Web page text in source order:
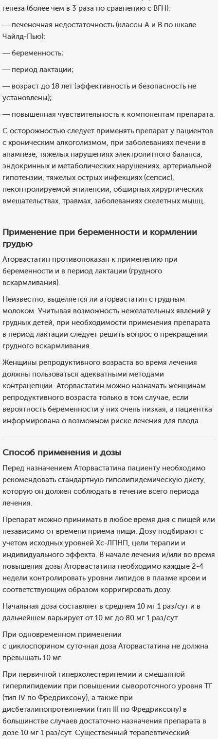
генеза (более чем в 3 раза по сравнению с ВГН);
— печеночная недостаточность (классы А и В по шкале
Чайлд-Пью);
— беременность;
— период лактации;
— возраст до 18 лет (эффективность и безопасность не
установлены);
— повышенная чувствительность к компонентам препарата.
С осторожностью следует применять препарат у пациентов
с хроническим алкоголизмом, при заболеваниях печени в
анамнезе, тяжелых нарушениях электролитного баланса,
эндокринных и метаболических нарушениях, артериальной
гипотензии, тяжелых острых инфекциях (сепсис),
неконтролируемой эпилепсии, обширных хирургических
вмешательствах, травмах, заболеваниях скелетных мышц.
Применение при беременности и кормлении
грудью
Аторвастатин противопоказан к применению при
беременности и в период лактации (грудного
вскармливания).
Неизвестно, выделяется ли аторвастатин с грудным
молоком. Учитывая возможность нежелательных явлений у
грудных детей, при необходимости применения препарата
в период лактации следует решить вопрос о прекращении
грудного вскармливания.
Женщины репродуктивного возраста во время лечения
должны пользоваться адекватными методами
контрацепции. Аторвастатин можно назначать женщинам
репродуктивного возраста только в том случае, если
вероятность беременности у них очень низкая, а пациентка
информирована о возможном риске лечения для плода.
Способ применения и дозы
Перед назначением Аторвастатина пациенту необходимо
рекомендовать стандартную гиполипидемическую диету,
которую он должен соблюдать в течение всего периода
лечения.
Препарат можно принимать в любое время дня с пищей или
независимо от времени приема пищи. Дозу подбирают с
учетом исходных уровней Хс-ЛПНП, цели терапии и
индивидуального эффекта. В начале лечения и/или во время
повышения дозы Аторвастатина необходимо каждые 2-4
недели контролировать уровни липидов в плазме крови и
соответствующим образом корригировать дозу.
Начальная доза составляет в среднем 10 мг 1 раз/сут и в
дальнейшем варьирует от 10 мг до 80 мг 1 раз/сут.
При одновременном применении
с циклоспорином суточная доза Аторвастатина не должна
превышать 10 мг.
При первичной гиперхолестеринемии и смешанной
гиперлипидемии при повышении сывороточного уровня ТГ
(тип IV по Фредриксону), а также при
дисбеталипопротеинемии (тип III по Фредриксону) в
большинстве случаев достаточно назначения препарата в
дозе 10 мг 1 раз/сут. Существенный терапевтический